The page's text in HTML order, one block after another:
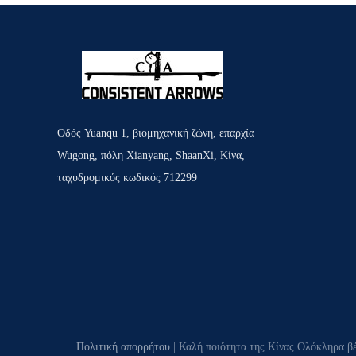
Οδός Yuanqu 1, βιομηχανική ζώνη, επαρχία
Wugong, πόλη Xianyang, ShaanXi, Κίνα,
ταχυδρομικός κωδικός 712299
Πολιτική απορρήτου | Καλή ποιότητα της Κίνας Ολόκληρα